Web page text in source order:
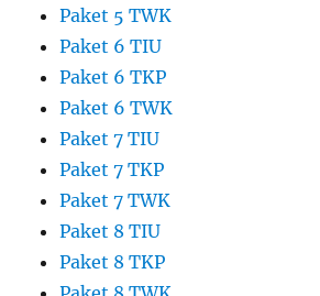
Paket 5 TWK
Paket 6 TIU
Paket 6 TKP
Paket 6 TWK
Paket 7 TIU
Paket 7 TKP
Paket 7 TWK
Paket 8 TIU
Paket 8 TKP